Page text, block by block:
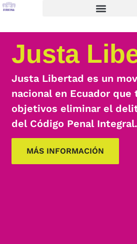
Justa
Justa Libertad es un
nacional en Ecuador que
objetivos eliminar el
del Código Penal Integral.
MÁS INFORMACIÓN